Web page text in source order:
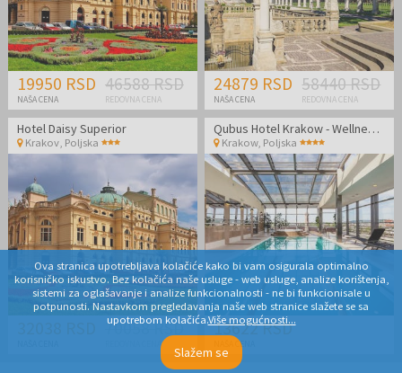
19950 RSD
NAŠA CENA
46588 RSD
REDOVNA CENA
24879 RSD
NAŠA CENA
58440 RSD
REDOVNA CENA
Hotel Daisy Superior
Krakov, Poljska
70058 RSD
REDOVNA CENA
Qubus Hotel Krakow - Wellness odmor u srcu Poljske
Krakow, Poljska
13622 RSD
NAŠA CENA
Ova stranica upotrebljava kolačiće kako bi vam osigurala optimalno
korisničko iskustvo. Bez kolačića naše usluge - web usluge, analize korištenja,
sistemi za oglašavanje i analize funkcionalnosti - ne bi funkcionisale u
potpunosti. Nastavkom pregledavanja naše web stranice slažete se sa
upotrebom kolačića.Više mogućnosti...
Slažem se